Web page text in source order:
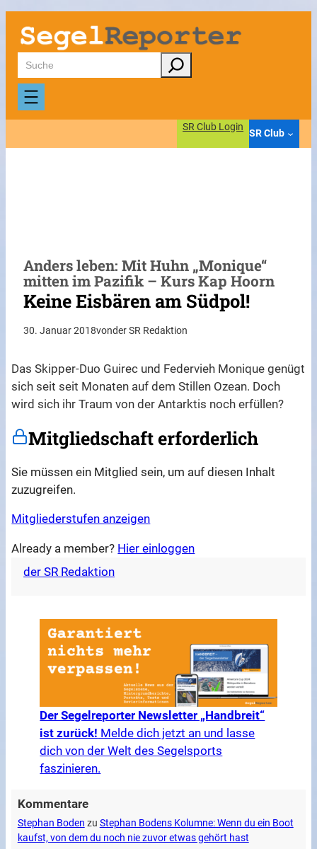
Zum
Inhalt
springen
Suchen
SR Club Login
SR Club
Anders leben: Mit Huhn „Monique“
mitten im Pazifik – Kurs Kap Hoorn
Keine Eisbären am Südpol!
30. Januar 2018vonder SR Redaktion
Das Skipper-Duo Guirec und Federvieh Monique genügt
sich seit seit Monaten auf dem Stillen Ozean. Doch
wird sich ihr Traum von der Antarktis noch erfüllen?
Mitgliedschaft erforderlich
Sie müssen ein Mitglied sein, um auf diesen Inhalt
zuzugreifen.
Mitgliederstufen anzeigen
Already a member? Hier einloggen
der SR Redaktion
Der Segelreporter Newsletter „Handbreit“
ist zurück! Melde dich jetzt an und lasse
dich von der Welt des Segelsports
faszinieren.
Kommentare
Stephan Boden zu Stephan Bodens Kolumne: Wenn du ein Boot
kaufst, von dem du noch nie zuvor etwas gehört hast